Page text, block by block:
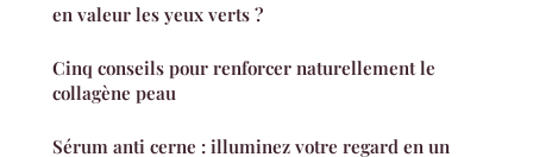
en valeur les yeux verts ?
Cinq conseils pour renforcer naturellement le
collagène peau
Sérum anti cerne : illuminez votre regard en un